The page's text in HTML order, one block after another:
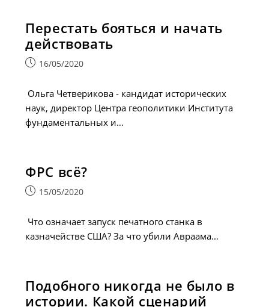
Перестать бояться и начать
действовать
Запись16/05/2020
Ольга Четверикова - кандидат исторических
наук, директор Центра геополитики Института
фундаментальных и…
ФРС всё?
Запись15/05/2020
Что означает запуск печатного станка в
казначействе США? За что убили Авраама…
Подобного никогда не было в
истории. Какой сценарий